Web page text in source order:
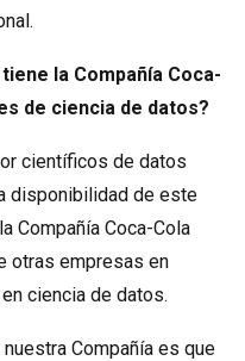
la Compañía Coca-
de ciencia de datos?
científicos de datos
disponibilidad de este
Compañía Coca-Cola
otras empresas en
ciencia de datos.
Compañía es que